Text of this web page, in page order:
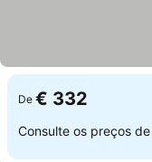
De € 332
Consulte os preços de